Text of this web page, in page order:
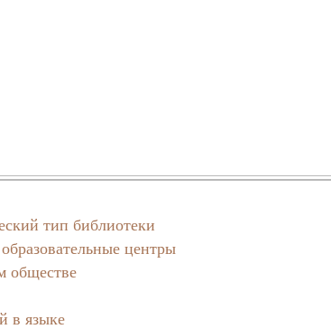
тип библиотеки
центры
обществе
в языке